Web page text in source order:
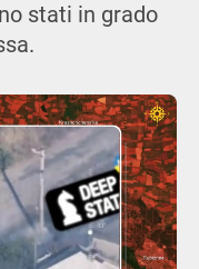
stati in grado